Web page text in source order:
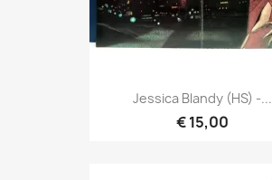
Jessica Blandy (HS) -...
€ 15,00